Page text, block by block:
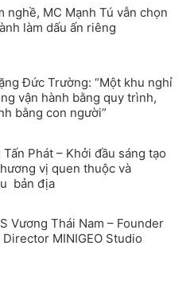
nghề, MC Mạnh Tú vẫn chọn
làm dấu ấn riêng
Đức Trường: “Một khu nghỉ
vận hành bằng quy trình,
bằng con người”
Phát – Khởi đầu sáng tạo
vị quen thuộc và
bản địa
Vương Thái Nam – Founder
MINIGEO Studio